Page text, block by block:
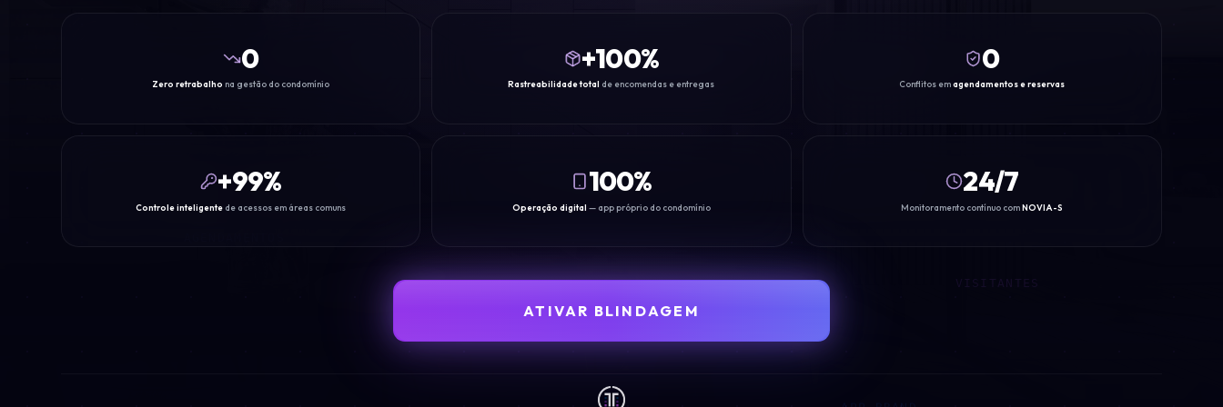
VISITANTES
0
Zero retrabalho na gestão do condomínio
+100%
Rastreabilidade total de encomendas e entregas
0
Conflitos emagendamentos e reservas
+99%
Controle inteligente de acessos em áreas comuns
100%
Operação digital — app próprio do condomínio
24/7
Monitoramento contínuo comNOVIA-S
ATIVAR BLINDAGEM